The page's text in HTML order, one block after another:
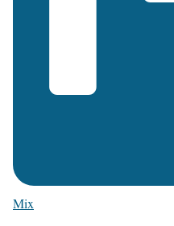
Mix